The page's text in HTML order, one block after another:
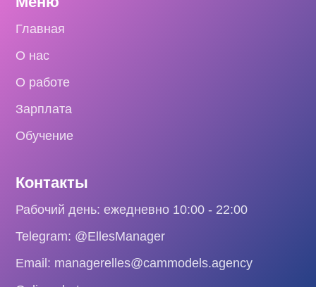
Главная
О нас
О работе
Зарплата
Обучение
Контакты
Рабочий день: ежедневно 10:00 - 22:00
Telegram: @EllesManager
Email: managerelles@cammodels.agency